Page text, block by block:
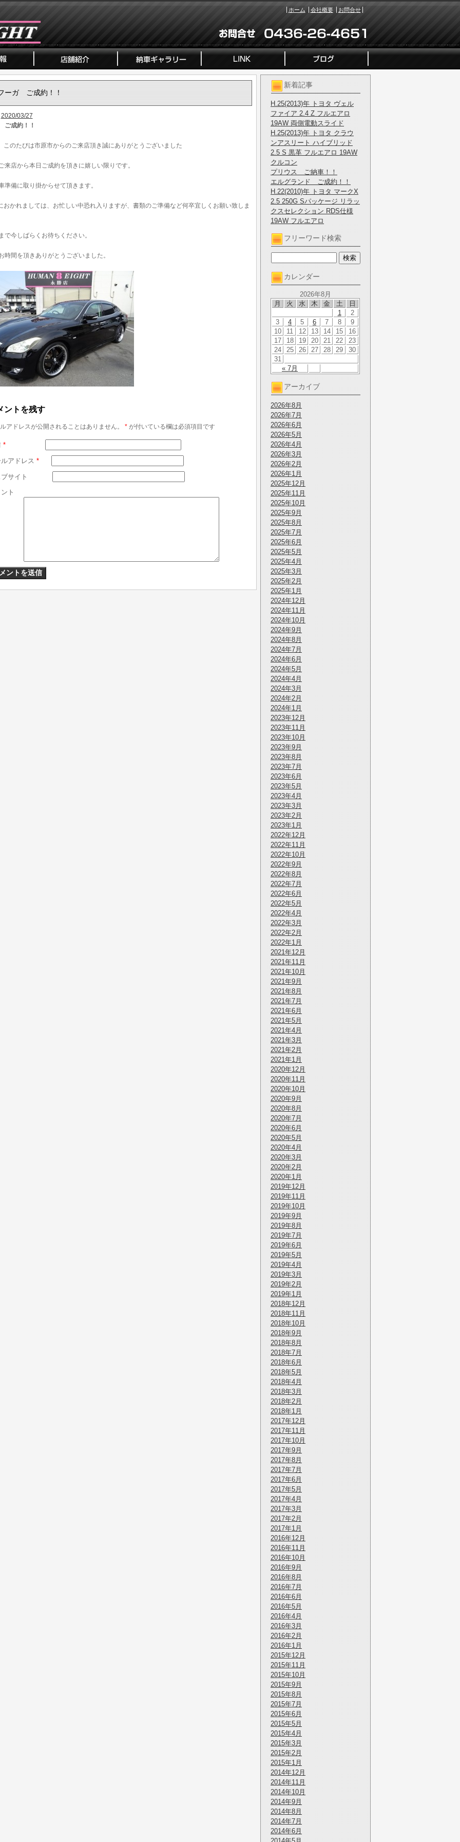
ホーム 会社概要 お問合せ
新着記事
H.25(2013)年 トヨタ ヴェル
ファイア 2.4 Z フルエアロ
19AW 両側電動スライド
H.25(2013)年 トヨタ クラウ
ンアスリート ハイブリッド
2.5 S 黒革 フルエアロ 19AW
クルコン
プリウス ご納車！！
エルグランド ご成約！！
H.22(2010)年 トヨタ マークX
2.5 250G Sパッケージ リラッ
クスセレクション RDS仕様
19AW フルエアロ
フリーワード検索
カレンダー
2026年8月
月
火 水 木 金 土 日
« 7月
1
2
3
4 5 6 7 8
9
10
11 12 13 14 15
16
17
18 19 20 21 22
23
24
25 26 27 28 29
30
31
アーカイブ
2026年8月
2026年7月
2026年6月
2026年5月
2026年4月
2026年3月
2026年2月
2026年1月
2025年12月
2025年11月
2025年10月
2025年9月
2025年8月
2025年7月
2025年6月
2025年5月
2025年4月
2025年3月
2025年2月
2025年1月
2024年12月
2024年11月
2024年10月
2024年9月
2024年8月
2024年7月
2024年6月
2024年5月
2024年4月
2024年3月
2024年2月
2024年1月
2023年12月
2023年11月
2023年10月
2023年9月
2023年8月
2023年7月
2023年6月
2023年5月
2023年4月
2023年3月
2023年2月
2023年1月
2022年12月
2022年11月
2022年10月
2022年9月
2022年8月
2022年7月
2022年6月
2022年5月
2022年4月
2022年3月
2022年2月
2022年1月
2021年12月
2021年11月
2021年10月
2021年9月
2021年8月
2021年7月
2021年6月
2021年5月
2021年4月
2021年3月
2021年2月
2021年1月
2020年12月
2020年11月
2020年10月
2020年9月
2020年8月
2020年7月
2020年6月
2020年5月
2020年4月
2020年3月
2020年2月
2020年1月
2019年12月
2019年11月
2019年10月
2019年9月
2019年8月
2019年7月
2019年6月
2019年5月
2019年4月
2019年3月
2019年2月
2019年1月
2018年12月
2018年11月
2018年10月
2018年9月
2018年8月
2018年7月
2018年6月
2018年5月
2018年4月
2018年3月
2018年2月
2018年1月
2017年12月
2017年11月
2017年10月
2017年9月
2017年8月
2017年7月
2017年6月
2017年5月
2017年4月
2017年3月
2017年2月
2017年1月
2016年12月
2016年11月
2016年10月
2016年9月
2016年8月
2016年7月
2016年6月
2016年5月
2016年4月
2016年3月
2016年2月
2016年1月
2015年12月
2015年11月
2015年10月
2015年9月
2015年8月
2015年7月
2015年6月
2015年5月
2015年4月
2015年3月
2015年2月
2015年1月
2014年12月
2014年11月
2014年10月
2014年9月
2014年8月
2014年7月
2014年6月
ーガ ご成約！！
2020/03/27
成約！！
このたびは市原市からのご来店頂き誠にありがとうございました
来店から本日ご成約を頂きに嬉しい限りです。
準備に取り掛からせて頂きます。
おかれましては、お忙しい中恐れ入りますが、書類のご準備など何卒宜しくお願い致しま
で今しばらくお待ちください。
時間を頂きありがとうございました。
ントを残す
アドレスが公開されることはありません。 *が付いている欄は必須項目です
*
ルアドレス *
サイト
ト